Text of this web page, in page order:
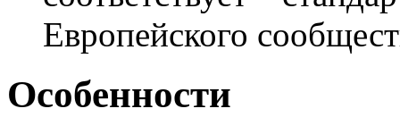
Eвропейского
Особенности